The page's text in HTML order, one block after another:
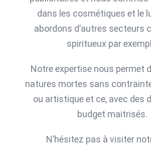
dans les cosmétiques et le
abordons d’autres secteurs
spiritueux par
Notre expertise nous permet
natures mortes sans
ou artistique et ce, avec des
budget maitrisés.
N’hésitez pas à visiter